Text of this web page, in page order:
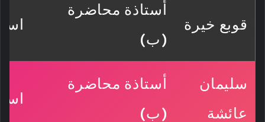
قوبع خيرة
أستاذة محاضرة
(ب)
سليمان
عائشة
أستاذة محاضرة
(ب)